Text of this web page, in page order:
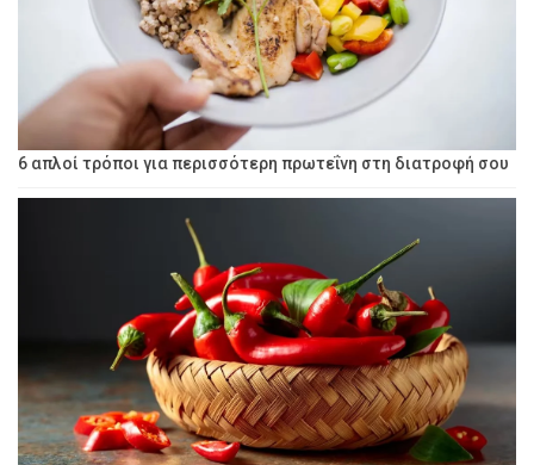
6 απλοί τρόποι για περισσότερη πρωτεΐνη στη διατροφή σου